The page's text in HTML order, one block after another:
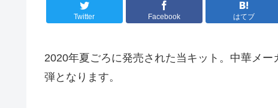
Twitter Facebook はてブ
2020年夏ごろに発売された当キット。中華メ
弾となります。